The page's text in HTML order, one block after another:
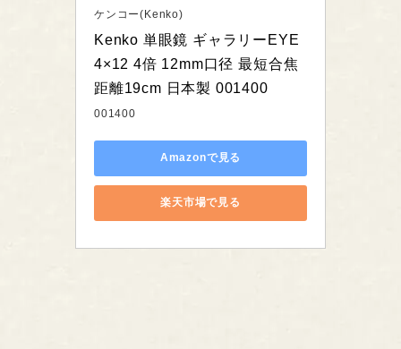
ケンコー(Kenko)
Kenko 単眼鏡 ギャラリーEYE
4×12 4倍 12mm口径 最短合焦
距離19cm 日本製 001400
001400
Amazonで見る
楽天市場で見る